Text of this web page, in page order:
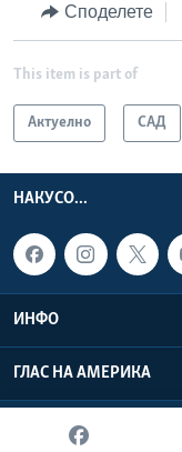
Споделете
This item is part of
Актуелно САД
НАКУСО...
ИНФО
ГЛАС НА АМЕРИКА
Глас на